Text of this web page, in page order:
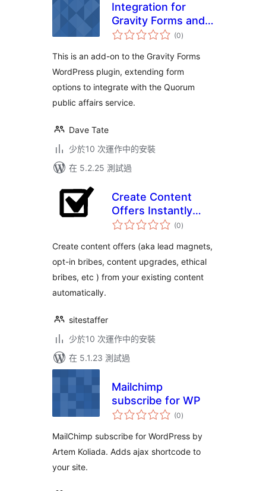
Integration for
Gravity Forms and
Quorum
(0總
評)
This is an add-on to the Gravity Forms
WordPress plugin, extending form
options to integrate with the Quorum
public affairs service.
Dave Tate
少於10 次運作中的安裝
在 5.2.25 測試過
Create Content
Offers Instantly
From Your Blog
(0總
評)
Create content offers (aka lead magnets,
opt-in bribes, content upgrades, ethical
bribes, etc ) from your existing content
automatically.
sitestaffer
少於10 次運作中的安裝
在 5.1.23 測試過
Mailchimp
subscribe for WP
(0總
評)
MailChimp subscribe for WordPress by
Artem Koliada. Adds ajax shortcode to
your site.